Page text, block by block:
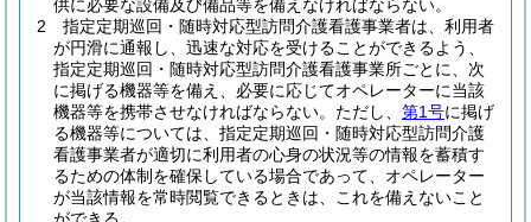
供に必要な設備及び備品等を備えなければならない。
2
指定定期巡回・随時対応型訪問介護看護事業者は、利用者
が円滑に通報し、迅速な対応を受けることができるよう、
指定定期巡回・随時対応型訪問介護看護事業所ごとに、次
に掲げる機器等を備え、必要に応じてオペレーターに当該
機器等を携帯させなければならない。 ただし、 第1号に掲げ
る機器等については、指定定期巡回・随時対応型訪問介護
看護事業者が適切に利用者の心身の状況等の情報を蓄積す
るための体制を確保している場合であって、オペレーター
が当該情報を常時閲覧できるときは、これを備えないこと